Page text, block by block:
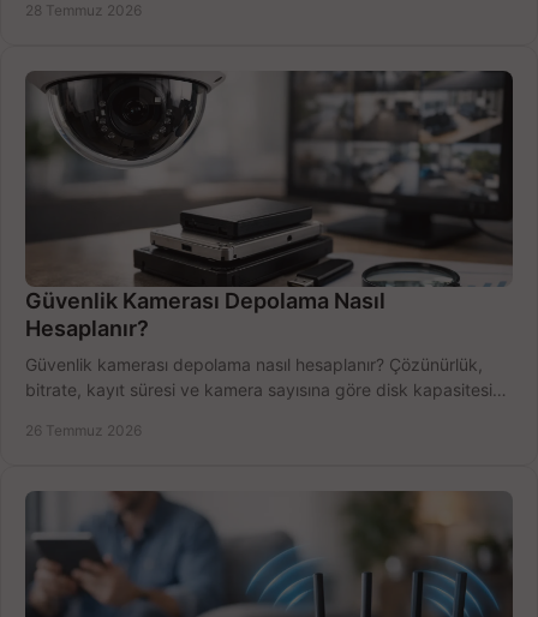
28 Temmuz 2026
Güvenlik Kamerası Depolama Nasıl
Hesaplanır?
Güvenlik kamerası depolama nasıl hesaplanır? Çözünürlük,
bitrate, kayıt süresi ve kamera sayısına göre disk kapasitesini
26 Temmuz 2026